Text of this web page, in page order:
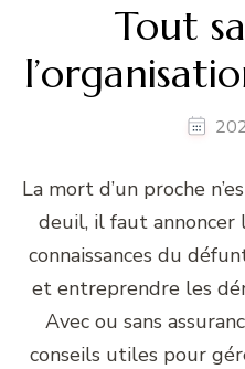
Tout
La mort d’un proche
deuil, il faut
connaissances du
et entreprendre les
Avec ou sans
conseils utiles pour